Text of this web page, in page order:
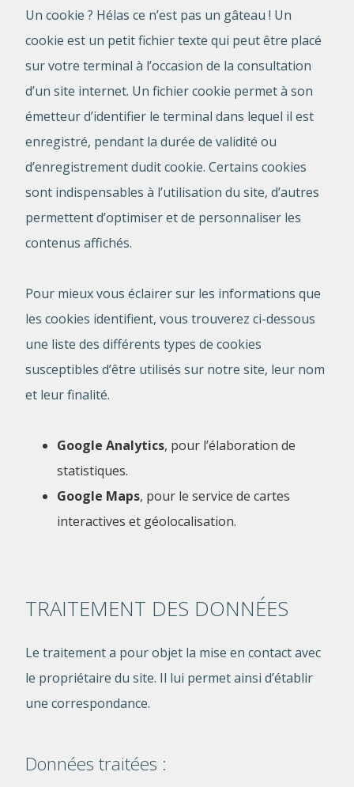
Un cookie ? Hélas ce n’est pas un gâteau ! Un
cookie est un petit fichier texte qui peut être placé
sur votre terminal à l’occasion de la consultation
d’un site internet. Un fichier cookie permet à son
émetteur d’identifier le terminal dans lequel il est
enregistré, pendant la durée de validité ou
d’enregistrement dudit cookie. Certains cookies
sont indispensables à l’utilisation du site, d’autres
permettent d’optimiser et de personnaliser les
contenus affichés.
Pour mieux vous éclairer sur les informations que
les cookies identifient, vous trouverez ci-dessous
une liste des différents types de cookies
susceptibles d’être utilisés sur notre site, leur nom
et leur finalité.
Google Analytics, pour l’élaboration de
statistiques.
Google Maps, pour le service de cartes
interactives et géolocalisation.
TRAITEMENT DES DONNÉES
Le traitement a pour objet la mise en contact avec
le propriétaire du site. Il lui permet ainsi d’établir
une correspondance.
Données traitées :